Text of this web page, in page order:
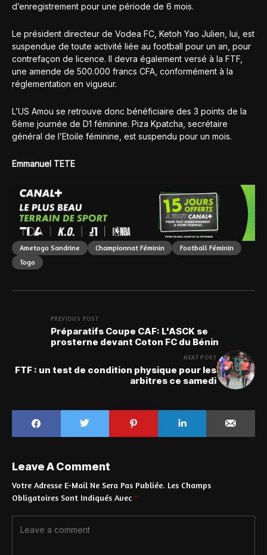
d’enregistrement pour une période de 6 mois.
Le président directeur de Vodea FC, Ketoh Yao Julien, lui, est
suspendue de toute activité liée au football pour un an, pour
contrefaçon de licence. Il devra également versé à la FTF,
une amende de 500.000 francs CFA, conformément à la
réglementation en vigueur.
L’US Amou se retrouve donc bénéficiaire des 3 points de la
6ème journée de D1 féminine. Piza Kpatcha, secrétaire
général de l’Etoile féminine, est suspendu pour un mois.
Emmanuel TETE
Ametogo Sandrine Championnat Féminin
Football Féminin
Togo
PREVIOUS POST
Préparatifs Coupe CAF: L'ASCK se
prosterne devant Coton FC du Bénin
NEXT POST
FTF : un test de condition physique pour les
arbitres ce samedi
Leave A Comment
Votre Adresse E-Mail Ne Sera Pas Publiée. Les Champs
Obligatoires Sont Indiqués Avec *